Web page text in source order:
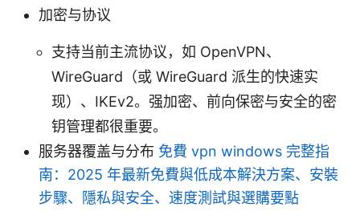
加密与协议
支持当前主流协议，如 OpenVPN、
WireGuard（或 WireGuard 派生的快速实
现）、IKEv2。强加密、前向保密与安全的密
钥管理都很重要。
服务器覆盖与分布 免費 vpn windows 完整指
南：2025 年最新免費與低成本解決方案、安裝
步驟、隱私與安全、速度測試與選購要點